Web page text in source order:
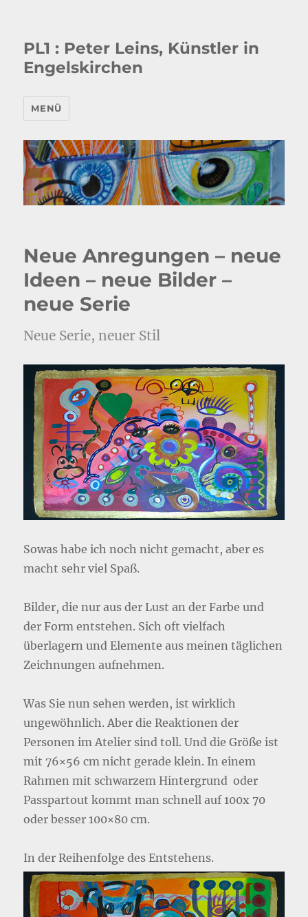
PL1 : Peter Leins, Künstler in
Engelskirchen
MENÜ
Neue Anregungen – neue
Ideen – neue Bilder –
neue Serie
Neue Serie, neuer Stil
Sowas habe ich noch nicht gemacht, aber es
macht sehr viel Spaß.
Bilder, die nur aus der Lust an der Farbe und
der Form entstehen. Sich oft vielfach
überlagern und Elemente aus meinen täglichen
Zeichnungen aufnehmen.
Was Sie nun sehen werden, ist wirklich
ungewöhnlich. Aber die Reaktionen der
Personen im Atelier sind toll. Und die Größe ist
mit 76×56 cm nicht gerade klein. In einem
Rahmen mit schwarzem Hintergrund oder
Passpartout kommt man schnell auf 100x 70
oder besser 100×80 cm.
In der Reihenfolge des Entstehens.